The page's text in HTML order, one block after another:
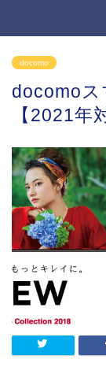
docomo
docomo
【2021年